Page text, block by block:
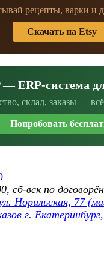
рецепты, варки и
Скачать на Etsy
— ERP-система
склад, заказы —
Попробовать
сб-вск по
Норильская, 77
г.